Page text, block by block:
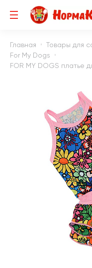
Главная Товары для
For My Dogs
FOR MY DOGS платье